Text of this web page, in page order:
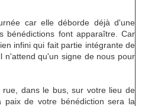
car elle déborde déjà d'une
bénédictions font apparaître. Car
infini qui fait partie intégrante de
n'attend qu'un signe de nous pour
dans le bus, sur votre lieu de
paix de votre bénédiction sera la